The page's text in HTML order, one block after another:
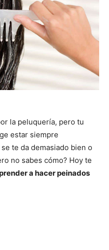
la peluquería, pero tu
estar siempre
te da demasiado bien o
no sabes cómo? Hoy te
a hacer peinados